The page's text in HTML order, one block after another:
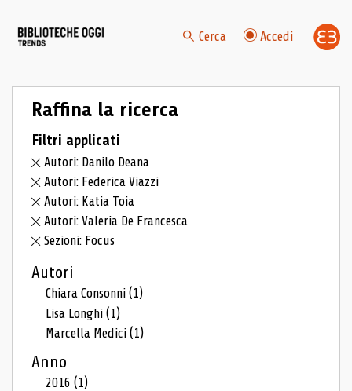
Cerca Accedi
Raffina la ricerca
Filtri applicati
Autori: Danilo Deana
Autori: Federica Viazzi
Autori: Katia Toia
Autori: Valeria De Francesca
Sezioni: Focus
Autori
Chiara Consonni(1)
Lisa Longhi(1)
Marcella Medici(1)
Anno
2016(1)